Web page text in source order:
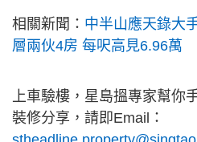
相關新聞： 中半山應天錄大
層兩伙4房 每呎高見6.96萬
上車驗樓，星島搵專家幫你
裝修分享，請即Email：